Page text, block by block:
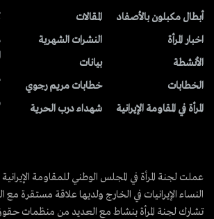
أبطال مكبلون بالأصفاد
اخبار المرأة
الأنشطة
الخطابات
المرأة في المقاومة الإيرانية
المقالات
النشرات الشهریة
بیانات
خطابات مريم رجوي
شهداء درب الحرية
عملت لجنة المرأة في المجلس الوطني للمقاومة
النساء الإيرانيات في الخارج ولديها علاقة مستقرة مع
تشارك لجنة المرأة بنشاط مع العديد من منظمات حقوق